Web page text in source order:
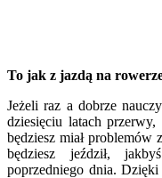
To jak z jazdą na
Jeżeli raz a dobrze
dziesięciu latach
będziesz miał
będziesz jeździł,
poprzedniego dnia.